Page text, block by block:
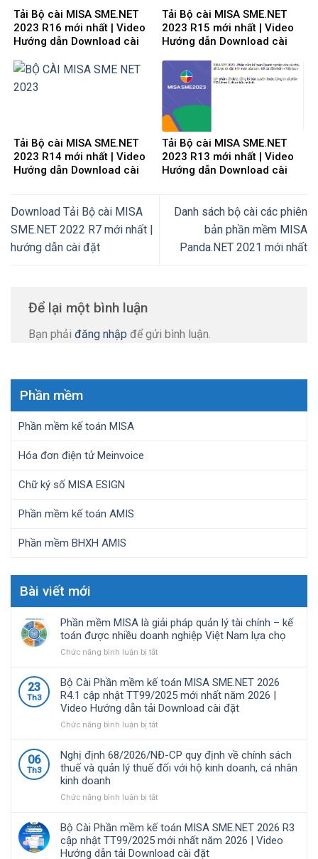
Tải Bộ cài MISA SME.NET
2023 R16 mới nhất | Video
Hướng dẫn Download cài
Tải Bộ cài MISA SME.NET
2023 R15 mới nhất | Video
Hướng dẫn Download cài
Tải Bộ cài MISA SME.NET
2023 R14 mới nhất | Video
Hướng dẫn Download cài
Tải Bộ cài MISA SME.NET
2023 R13 mới nhất | Video
Hướng dẫn Download cài
Download Tải Bộ cài MISA
SME.NET 2022 R7 mới nhất |
hướng dẫn cài đặt
Danh sách bộ cài các phiên
bản phần mềm MISA
Panda.NET 2021 mới nhất
Để lại một bình luận
Bạn phải đăng nhập để gửi bình luận.
Phần mềm
Phần mềm kế toán MISA
Hóa đơn điện tử Meinvoice
Chữ ký số MISA ESIGN
Phần mềm kế toán AMIS
Phần mềm BHXH AMIS
Bài viết mới
Phần mềm MISA là giải pháp quản lý tài chính – kế
toán được nhiều doanh nghiệp Việt Nam lựa chọ
Chức năng bình luận bị tắtở
mềm
MISA
là
giải
pháp
tài
chính
kế
được
nhiều
doanh
23
Th3
Bộ Cài Phần mềm kế toán MISA SME.NET 2026
R4.1 cập nhật TT99/2025 mới nhất năm 2026 |
Video Hướng dẫn tải Download cài đặt
Chức năng bình luận bị tắtở
Phần
mềm
toán
SME.NET
2026
R4.1
06
Th3
Nghị định 68/2026/NĐ-CP quy định về chính sách
thuế và quản lý thuế đối với hộ kinh doanh, cá nhân
kinh doanh
Chức năng bình luận bị tắtở
định
68/2026/NĐ-
CP
Bộ Cài Phần mềm kế toán MISA SME.NET 2026 R3
cập nhật TT99/2025 mới nhất năm 2026 | Video
Hướng dẫn tải Download cài đặt